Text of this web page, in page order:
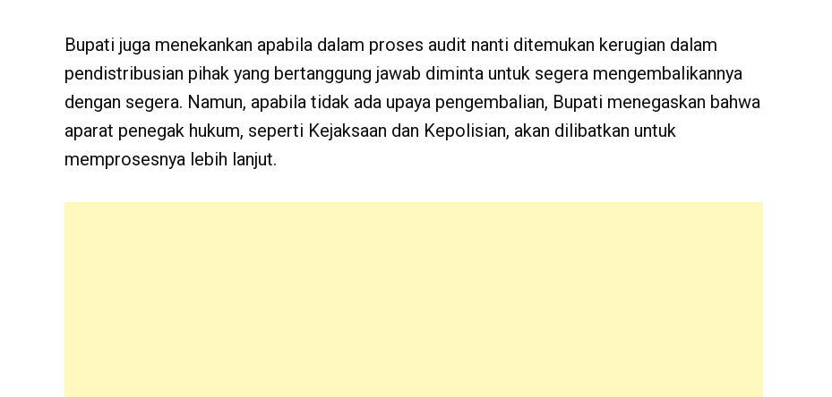
Bupati juga menekankan apabila dalam proses audit nanti ditemukan kerugian dalam
pendistribusian pihak yang bertanggung jawab diminta untuk segera mengembalikannya
dengan segera. Namun, apabila tidak ada upaya pengembalian, Bupati menegaskan bahwa
aparat penegak hukum, seperti Kejaksaan dan Kepolisian, akan dilibatkan untuk
memprosesnya lebih lanjut.